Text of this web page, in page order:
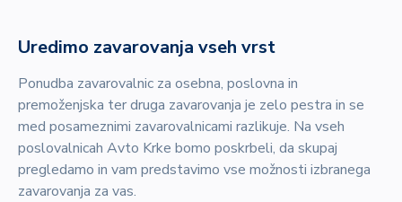
Uredimo zavarovanja vseh vrst
Ponudba zavarovalnic za osebna, poslovna in
premoženjska ter druga zavarovanja je zelo pestra in se
med posameznimi zavarovalnicami razlikuje. Na vseh
poslovalnicah Avto Krke bomo poskrbeli, da skupaj
pregledamo in vam predstavimo vse možnosti izbranega
zavarovanja za vas.